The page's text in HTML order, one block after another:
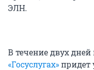
ЭЛН.
В течение двух дней
«Госуслугах»придет